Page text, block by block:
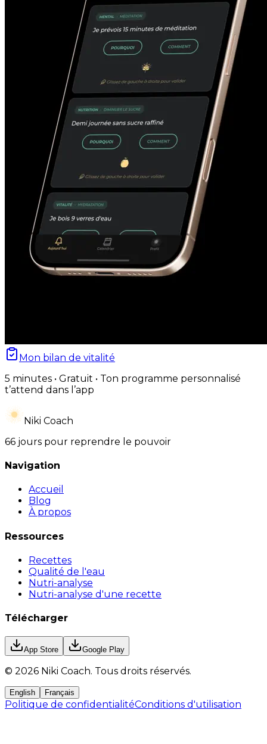
Mon bilan de vitalité
5 minutes • Gratuit • Ton programme personnalisé
t’attend dans l’app
Niki Coach
66 jours pour reprendre le pouvoir
Navigation
Accueil
Blog
À propos
Ressources
Recettes
Qualité de l'eau
Nutri-analyse
Nutri-analyse d'une recette
Télécharger
App Store Google Play
© 2026 Niki Coach. Tous droits réservés.
English Français
Politique de confidentialitéConditions d'utilisation